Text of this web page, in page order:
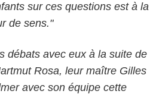
sur ces questions est à la
de sens."
débats avec eux à la suite de
Rosa, leur maître Gilles
avec son équipe cette